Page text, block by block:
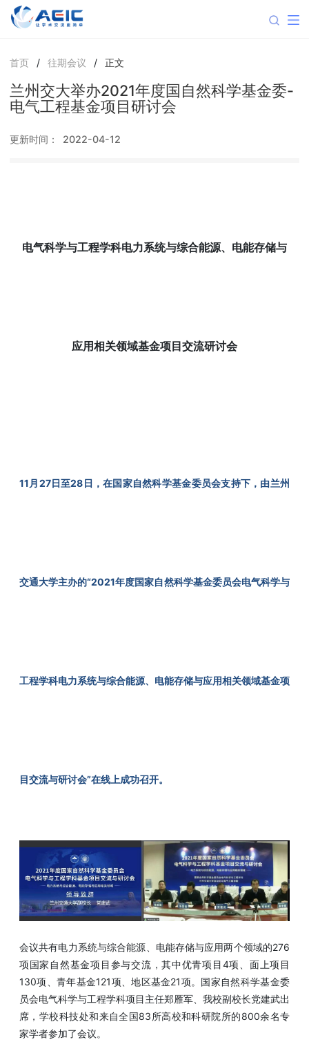
首页 / 往期会议 / 正文
兰州交大举办2021年度国自然科学基金委-
电气工程基金项目研讨会
更新时间： 2022-04-12
电气科学与工程学科电力系统与综合能源、电能存储与
应用相关领域基金项目交流研讨会
11月27日至28日，在国家自然科学基金委员会支持下，由兰州
交通大学主办的“2021年度国家自然科学基金委员会电气科学与
工程学科电力系统与综合能源、电能存储与应用相关领域基金项
目交流与研讨会”在线上成功召开。
会议共有电力系统与综合能源、电能存储与应用两个领域的276
项国家自然基金项目参与交流，其中优青项目4项、面上项目
130项、青年基金121项、地区基金21项。国家自然科学基金委
员会电气科学与工程学科项目主任郑雁军、我校副校长党建武出
席，学校科技处和来自全国83所高校和科研院所的800余名专
家学者参加了会议。